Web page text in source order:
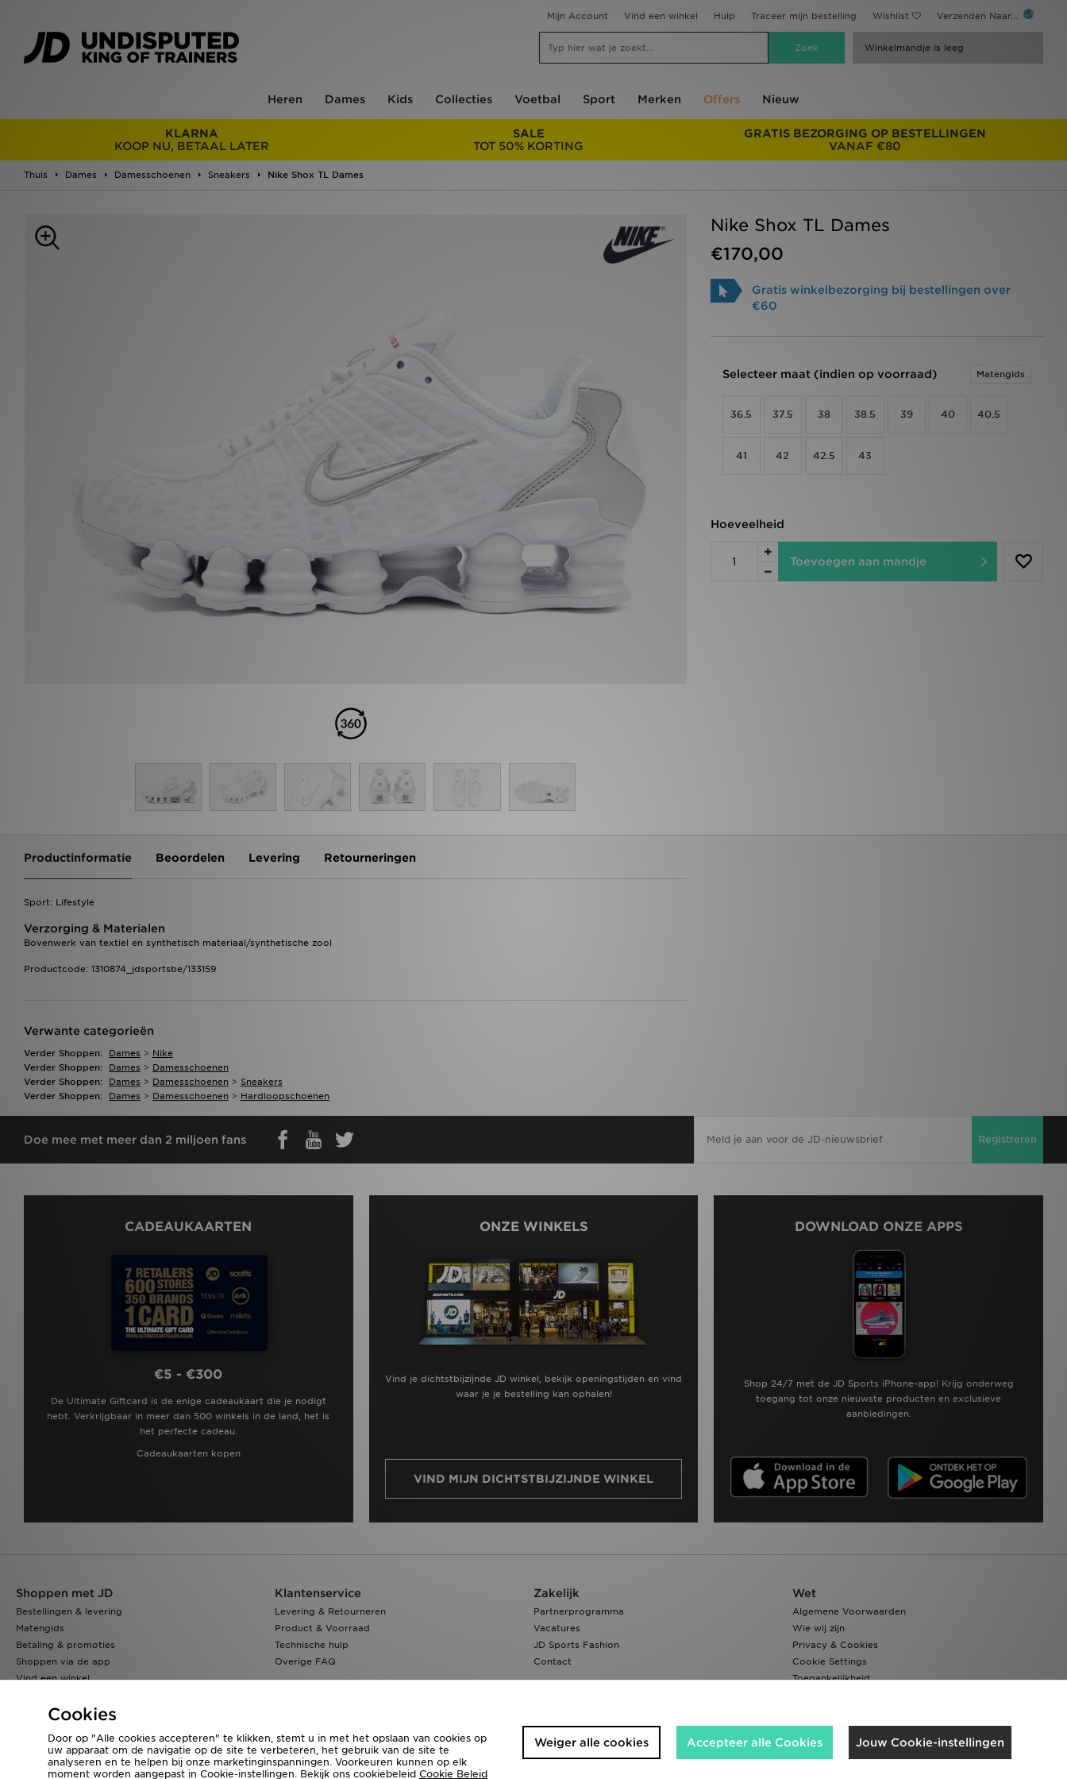
Mijn Account Vind een winkel Hulp Traceer mijn bestelling Wishlist Verzenden Naar...
Winkelmandje is leeg
Heren Dames Kids Collecties Voetbal Sport Merken Offers Nieuw
KLARNA
KOOP NU, BETAAL LATER
SALE
TOT 50% KORTING
GRATIS BEZORGING OP BESTELLINGEN
VANAF €80
Thuis Dames Damesschoenen Sneakers Nike Shox TL Dames
Nike Shox TL Dames
€170,00
Gratis winkelbezorging bij bestellingen over
€60
Selecteer maat (indien op voorraad) Matengids
36.5 37.5 38 38.5 39 40 40.5
41 42 42.5 43
Hoeveelheid
Toevoegen aan mandje
Productinformatie Beoordelen Levering Retourneringen
Sport: Lifestyle
Verzorging & Materialen
Bovenwerk van textiel en synthetisch materiaal/synthetische zool
Productcode: 1310874_jdsportsbe/133159
Verwante categorieën
Verder Shoppen: Dames > Nike
Verder Shoppen:
Dames > Damesschoenen
Verder Shoppen:
Dames > Damesschoenen > Sneakers
Verder Shoppen:
Dames > Damesschoenen > Hardloopschoenen
Doe mee met meer dan 2 miljoen fans Registreren
CADEAUKAARTEN
€5 - €300
De Ultimate Giftcard is de enige cadeaukaart die je nodigt
hebt. Verkrijgbaar in meer dan 500 winkels in de land, het is
het perfecte cadeau.
Cadeaukaarten kopen
ONZE WINKELS
Vind je dichtstbijzijnde JD winkel, bekijk openingstijden en vind
waar je je bestelling kan ophalen!
VIND MIJN DICHTSTBIJZIJNDE WINKEL
DOWNLOAD ONZE APPS
Shop 24/7 met de JD Sports iPhone-app! Krijg onderweg
toegang tot onze nieuwste producten en exclusieve
aanbiedingen.
Shoppen met JD
Bestellingen & levering
Matengids
Betaling & promoties
Shoppen via de app
Vind een winkel
Klantenservice
Levering & Retourneren
Product & Voorraad
Technische hulp
Overige FAQ
Zakelijk
Partnerprogramma
Vacatures
JD Sports Fashion
Contact
Wet
Algemene Voorwaarden
Wie wij zijn
Privacy & Cookies
Cookie Settings
Toegankelijkheid
Wij accepteren de volgende betaalmethoden
Bezoek onze bedrijfswebsitewww.jdplc.com
Copyright © 2026 JD Sports Fashion Plc, Alle rechten voorbehouden.
Cookies
Door op "Alle cookies accepteren" te klikken, stemt u in met het opslaan van cookies op
uw apparaat om de navigatie op de site te verbeteren, het gebruik van de site te
analyseren en te helpen bij onze marketinginspanningen. Voorkeuren kunnen op elk
moment worden aangepast in Cookie-instellingen. Bekijk ons cookiebeleid Cookie Beleid
Jouw Cookie-instellingen
Accepteer alle Cookies
Weiger alle cookies